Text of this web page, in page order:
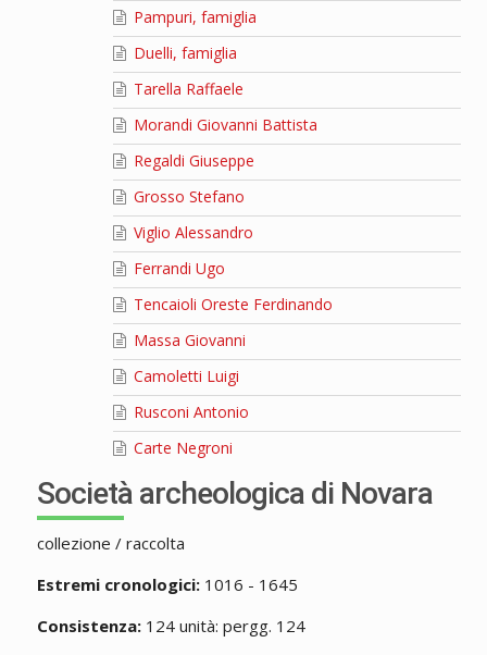
Pampuri, famiglia
Duelli, famiglia
Tarella Raffaele
Morandi Giovanni Battista
Regaldi Giuseppe
Grosso Stefano
Viglio Alessandro
Ferrandi Ugo
Tencaioli Oreste Ferdinando
Massa Giovanni
Camoletti Luigi
Rusconi Antonio
Carte Negroni
Società archeologica di Novara
collezione / raccolta
Estremi cronologici:1016 - 1645
Consistenza:124 unità: pergg. 124